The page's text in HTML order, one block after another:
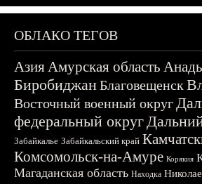
ОБЛАКО ТЕГОВ
АзияАмурская область
БиробиджанБлаговещенск
Восточный военный округ
федеральный округ
Забайкалье Забайкальский край
Комсомольск-на-Амуре Корякия
Магаданская область Находка